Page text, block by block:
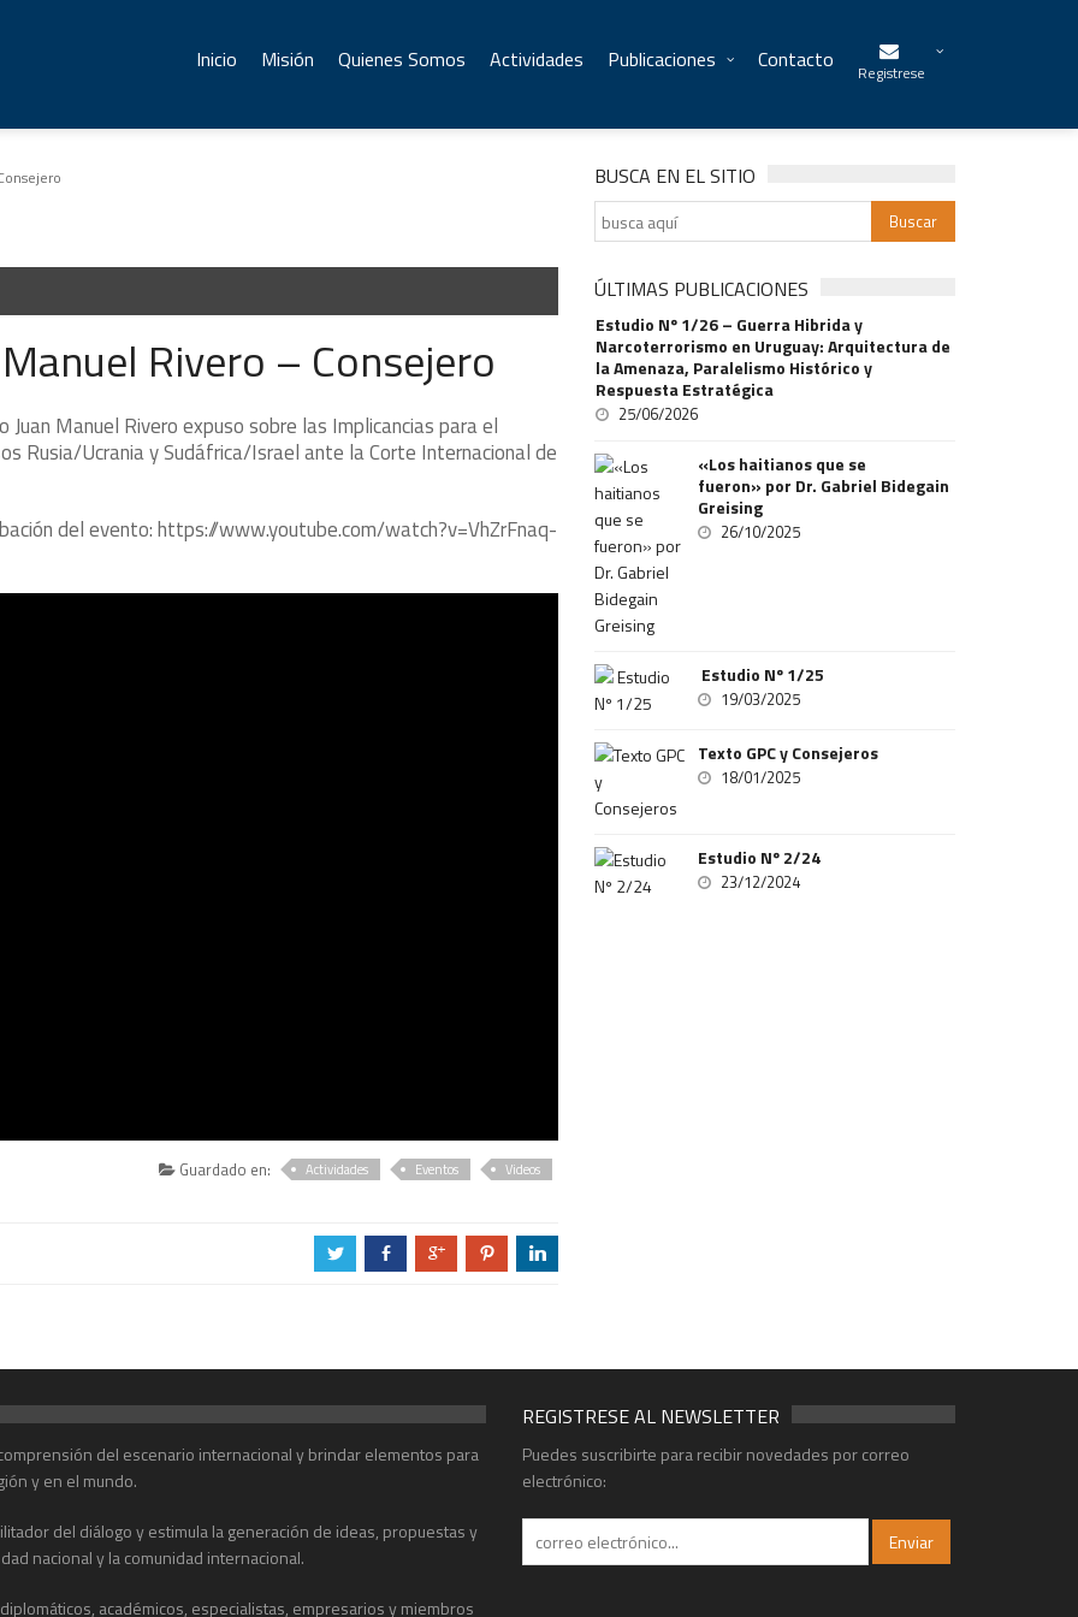
Inicio Misión Quienes Somos Actividades Publicaciones Contacto Registrese
Rivero – Consejero
Manuel Rivero expuso sobre las Implicancias para el
Rusia/Ucrania y Sudáfrica/Israel ante la Corte Internacional de
del evento: https://www.youtube.com/watch?v=VhZrFnaq-
Guardado en: Actividades Eventos Videos
a b c d j
BUSCA EN EL SITIO
ÚLTIMAS PUBLICACIONES
Estudio Nº 1/26 – Guerra Hibrida y
Narcoterrorismo en Uruguay: Arquitectura de
la Amenaza, Paralelismo Histórico y
Respuesta Estratégica
25/06/2026
«Los haitianos que se
fueron» por Dr. Gabriel Bidegain
Greising
26/10/2025
Estudio Nº 1/25
19/03/2025
Texto GPC y Consejeros
18/01/2025
Estudio Nº 2/24
23/12/2024
del escenario internacional y brindar elementos para
y en el mundo.
del diálogo y estimula la generación de ideas, propuestas y
nacional y la comunidad internacional.
académicos, especialistas, empresarios y miembros
REGISTRESE AL NEWSLETTER
Puedes suscribirte para recibir novedades por correo
electrónico: